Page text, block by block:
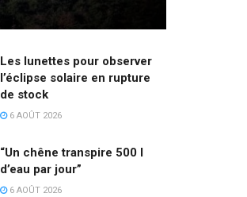
Les lunettes pour observer
l’éclipse solaire en rupture
de stock
6 AOÛT 2026
“Un chêne transpire 500 l
d’eau par jour”
6 AOÛT 2026